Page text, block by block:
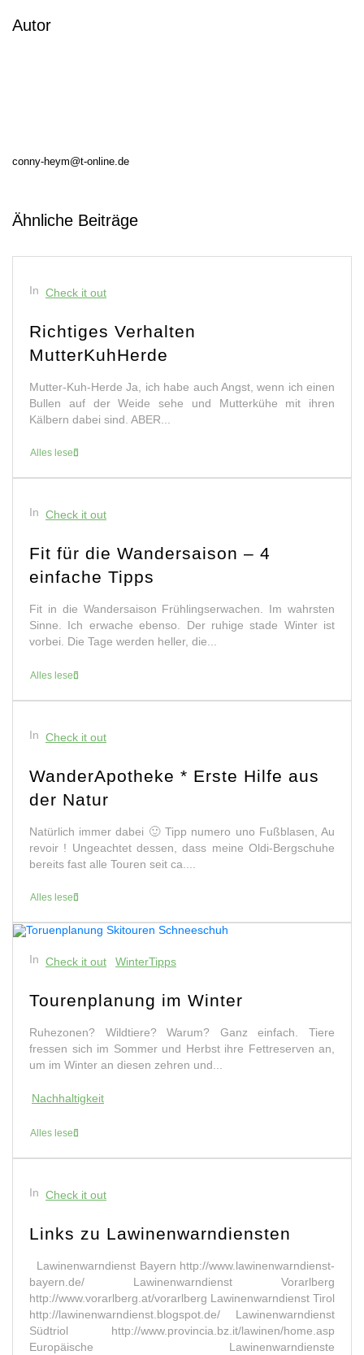
Autor
conny-heym@t-online.de
Ähnliche Beiträge
In Check it out
Richtiges Verhalten
MutterKuhHerde
Mutter-Kuh-Herde Ja, ich habe auch Angst, wenn ich einen
Bullen auf der Weide sehe und Mutterkühe mit ihren
Kälbern dabei sind. ABER...
Alles lesen
In Check it out
Fit für die Wandersaison – 4
einfache Tipps
Fit in die Wandersaison Frühlingserwachen. Im wahrsten
Sinne. Ich erwache ebenso. Der ruhige stade Winter ist
vorbei. Die Tage werden heller, die...
Alles lesen
In Check it out
WanderApotheke * Erste Hilfe aus
der Natur
Natürlich immer dabei 🙂 Tipp numero uno Fußblasen, Au
revoir ! Ungeachtet dessen, dass meine Oldi-Bergschuhe
bereits fast alle Touren seit ca....
Alles lesen
In Check it out WinterTipps
Tourenplanung im Winter
Ruhezonen? Wildtiere? Warum? Ganz einfach. Tiere
fressen sich im Sommer und Herbst ihre Fettreserven an,
um im Winter an diesen zehren und...
Nachhaltigkeit
Alles lesen
In Check it out
Links zu Lawinenwarndiensten
Lawinenwarndienst Bayern http://www.lawinenwarndienst-
bayern.de/ Lawinenwarndienst Vorarlberg
http://www.vorarlberg.at/vorarlberg Lawinenwarndienst Tirol
http://lawinenwarndienst.blogspot.de/ Lawinenwarndienst
Südtriol http://www.provincia.bz.it/lawinen/home.asp
Europäische Lawinenwarndienste